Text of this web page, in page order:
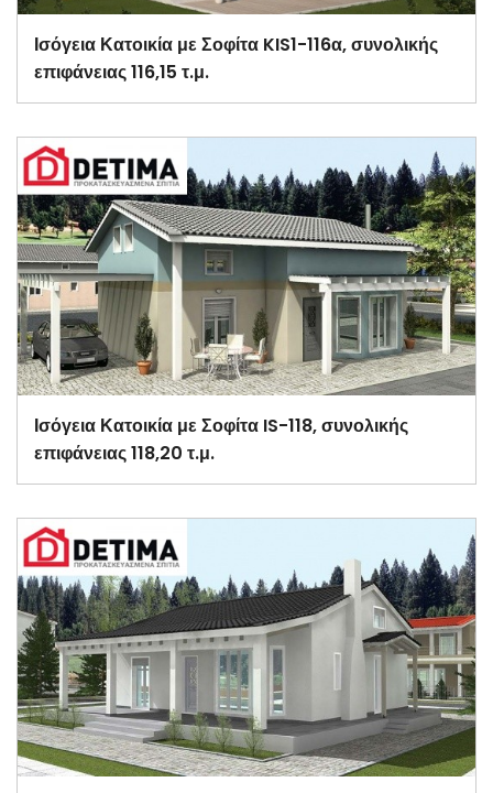
Ισόγεια Κατοικία με Σοφίτα KIS1-116α, συνολικής
επιφάνειας 116,15 τ.μ.
Ισόγεια Κατοικία με Σοφίτα IS-118, συνολικής
επιφάνειας 118,20 τ.μ.